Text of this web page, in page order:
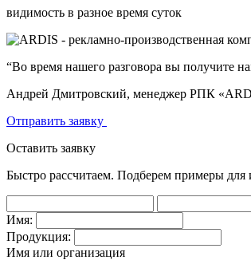
видимость в разное время суток
“Во время нашего разговора вы получите
Андрей Дмитровский, менеджер РПК
Отправить заявку
Оставить заявку
Быстро рассчитаем. Подберем примеры для
Имя:
Продукция:
Имя или организация